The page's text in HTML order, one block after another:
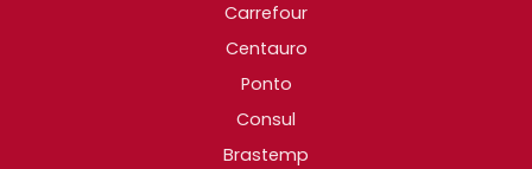
Carrefour
Centauro
Ponto
Consul
Brastemp